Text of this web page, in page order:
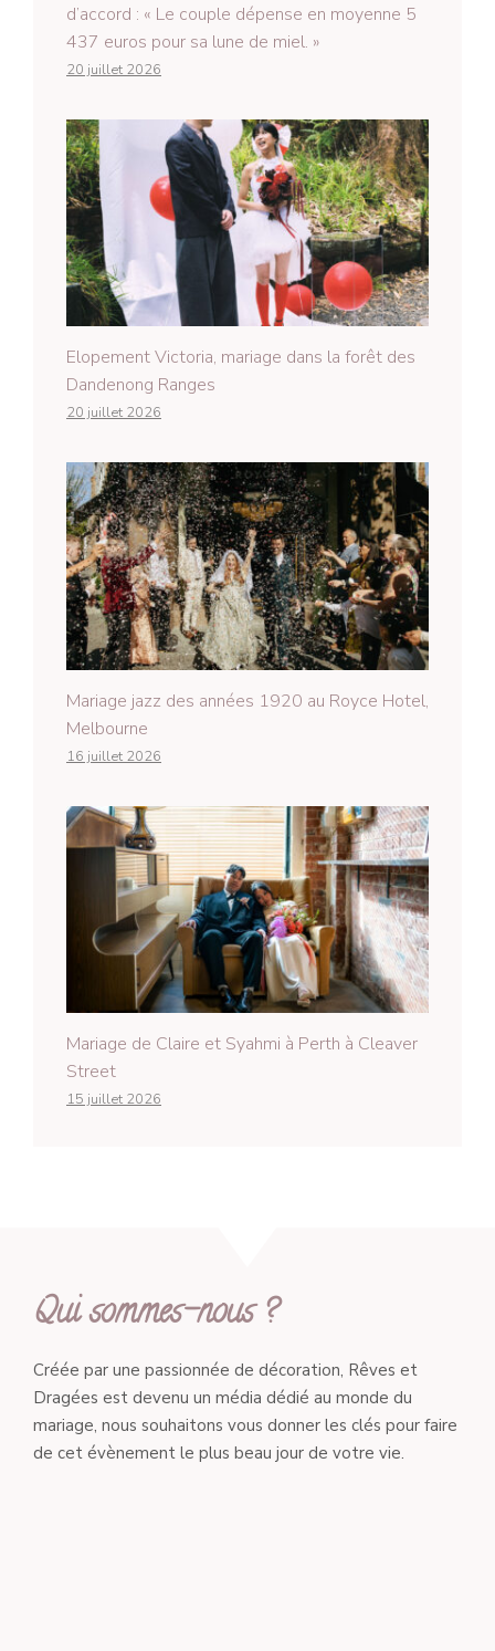
d’accord : « Le couple dépense en moyenne 5
437 euros pour sa lune de miel. »
20 juillet 2026
Elopement Victoria, mariage dans la forêt des
Dandenong Ranges
20 juillet 2026
Mariage jazz des années 1920 au Royce Hotel,
Melbourne
16 juillet 2026
Mariage de Claire et Syahmi à Perth à Cleaver
Street
15 juillet 2026
Qui sommes-nous ?
Créée par une passionnée de décoration, Rêves et
Dragées est devenu un média dédié au monde du
mariage, nous souhaitons vous donner les clés pour faire
de cet évènement le plus beau jour de votre vie.